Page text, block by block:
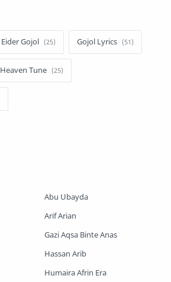
Eider Gojol Gojol Lyrics
Heaven Tune
Abu Ubayda
Arif Arian
Gazi Aqsa Binte Anas
Hassan Arib
Humaira Afrin Era